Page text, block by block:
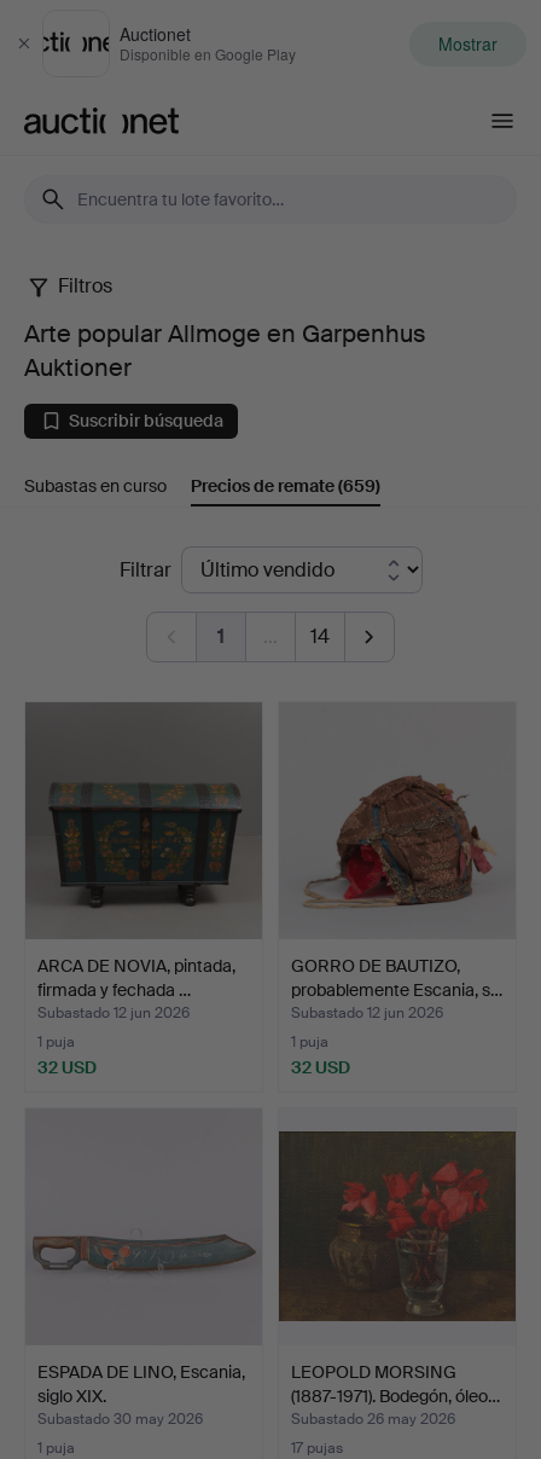
Cerrar
Auctionet
Disponible en Google Play Mostrar
Arte
popular
Allmoge
en
Auktioner
Filtros
Arte popular Allmoge en Garpenhus
Auktioner
Suscribir búsqueda
Subastas en curso Precios de remate(659)
Filtrar
1 … 14
ARCA DE NOVIA, pintada,
firmada y fechada …
Subastado 12 jun 2026
1 puja
32 USD
GORRO DE BAUTIZO,
probablemente Escania, s…
Subastado 12 jun 2026
1 puja
32 USD
ESPADA DE LINO, Escania,
siglo XIX.
Subastado 30 may 2026
1 puja
LEOPOLD MORSING
(1887-1971). Bodegón, óleo…
Subastado 26 may 2026
17 pujas